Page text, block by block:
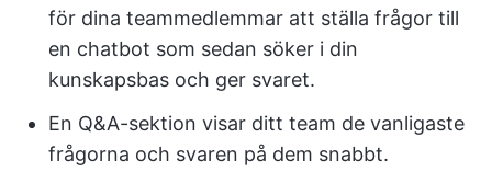
för dina teammedlemmar att ställa frågor till
en chatbot som sedan söker i din
kunskapsbas och ger svaret.
En Q&A-sektion visar ditt team de vanligaste
frågorna och svaren på dem snabbt.